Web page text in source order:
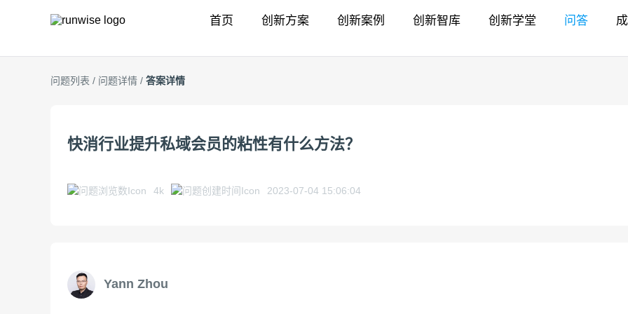
首页 创新方案 创新案例 创新智库 创新学堂 问答
问题列表 / 问题详情 / 答案详情
快消行业提升私域会员的粘性有什么方法？
4k 2023-07-04 15:06:04
Yann Zhou